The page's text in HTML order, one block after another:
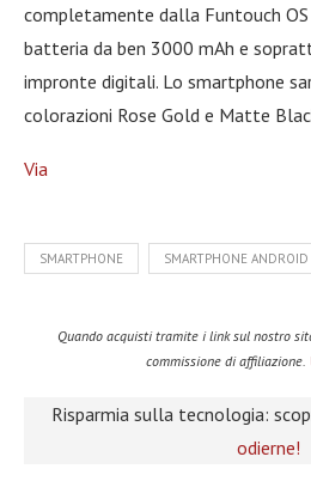
completamente dalla Funtouch OS
batteria da ben 3000 mAh e
impronte digitali. Lo smartphone
colorazioni Rose Gold e Matte
Via
SMARTPHONE SMARTPHONE ANDROID
Quando acquisti tramite i link sul nostro
commissione di affiliazione.
Risparmia sulla tecnologia:
odierne!